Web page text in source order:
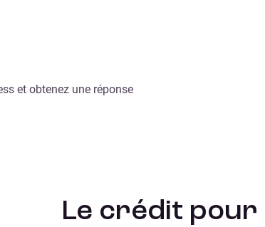
et obtenez une réponse
Le crédit pour